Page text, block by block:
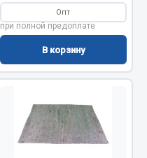
Опт
при полной предоплате
В корзину